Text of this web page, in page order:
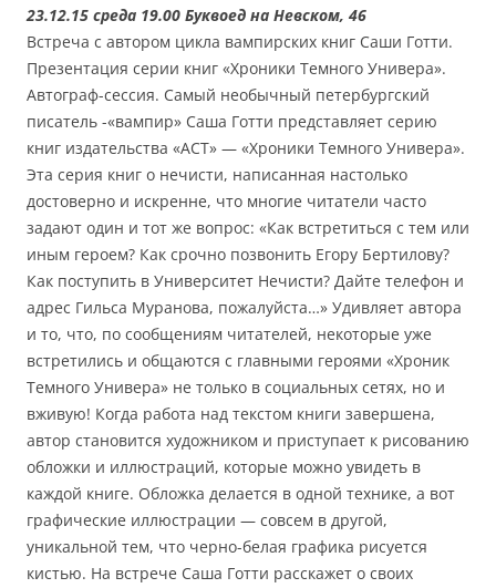
23.12.15 среда 19.00 Буквоед на Невском, 46
Встреча с автором цикла вампирских книг Саши Готти.
Презентация серии книг «Хроники Темного Универа».
Автограф-сессия. Самый необычный петербургский
писатель -«вампир» Саша Готти представляет серию
книг издательства «АСТ» — «Хроники Темного Универа».
Эта серия книг о нечисти, написанная настолько
достоверно и искренне, что многие читатели часто
задают один и тот же вопрос: «Как встретиться с тем или
иным героем? Как срочно позвонить Егору Бертилову?
Как поступить в Университет Нечисти? Дайте телефон и
адрес Гильса Муранова, пожалуйста…» Удивляет автора
и то, что, по сообщениям читателей, некоторые уже
встретились и общаются с главными героями «Хроник
Темного Универа» не только в социальных сетях, но и
вживую! Когда работа над текстом книги завершена,
автор становится художником и приступает к рисованию
обложки и иллюстраций, которые можно увидеть в
каждой книге. Обложка делается в одной технике, а вот
графические иллюстрации — совсем в другой,
уникальной тем, что черно-белая графика рисуется
кистью. На встрече Саша Готти расскажет о своих